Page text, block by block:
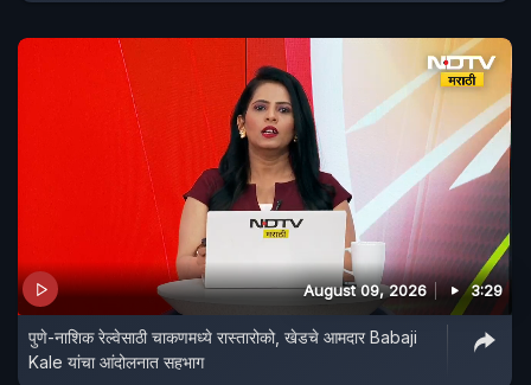
August 09, 2026 3:29
पुणे-नाशिक रेल्वेसाठी चाकणमध्ये रास्तारोको, खेडचे आमदार Babaji
Kale यांचा आंदोलनात सहभाग